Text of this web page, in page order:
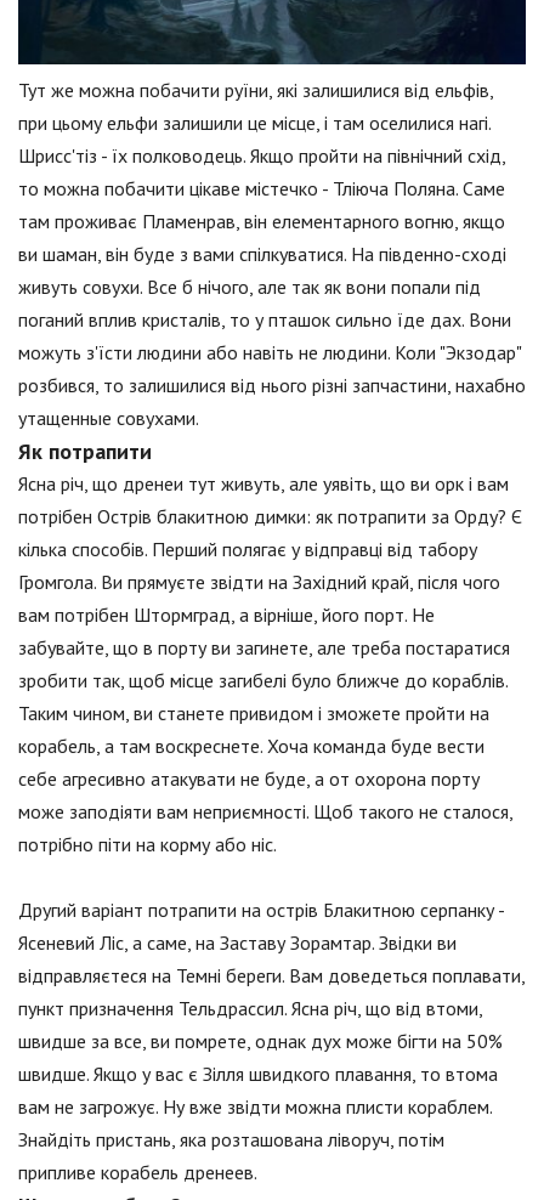
Тут же можна побачити руїни, які залишилися від ельфів,
при цьому ельфи залишили це місце, і там оселилися нагі.
Шрисс'тіз - їх полководець. Якщо пройти на північний схід,
то можна побачити цікаве містечко - Тліюча Поляна. Саме
там проживає Пламенрав, він елементарного вогню, якщо
ви шаман, він буде з вами спілкуватися. На південно-сході
живуть совухи. Все б нічого, але так як вони попали під
поганий вплив кристалів, то у пташок сильно їде дах. Вони
можуть з'їсти людини або навіть не людини. Коли "Экзодар"
розбився, то залишилися від нього різні запчастини, нахабно
утащенные совухами.
Як потрапити
Ясна річ, що дренеи тут живуть, але уявіть, що ви орк і вам
потрібен Острів блакитною димки: як потрапити за Орду? Є
кілька способів. Перший полягає у відправці від табору
Громгола. Ви прямуєте звідти на Західний край, після чого
вам потрібен Штормград, а вірніше, його порт. Не
забувайте, що в порту ви загинете, але треба постаратися
зробити так, щоб місце загибелі було ближче до кораблів.
Таким чином, ви станете привидом і зможете пройти на
корабель, а там воскреснете. Хоча команда буде вести
себе агресивно атакувати не буде, а от охорона порту
може заподіяти вам неприємності. Щоб такого не сталося,
потрібно піти на корму або ніс.
Другий варіант потрапити на острів Блакитною серпанку -
Ясеневий Ліс, а саме, на Заставу Зорамтар. Звідки ви
відправляєтеся на Темні береги. Вам доведеться поплавати,
пункт призначення Тельдрассил. Ясна річ, що від втоми,
швидше за все, ви помрете, однак дух може бігти на 50%
швидше. Якщо у вас є Зілля швидкого плавання, то втома
вам не загрожує. Ну вже звідти можна плисти кораблем.
Знайдіть пристань, яка розташована ліворуч, потім
припливе корабель дренеев.